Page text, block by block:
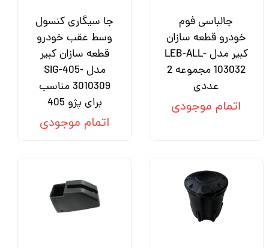
جالباسی فوم
خودرو قطعه سازان
کبیر مدل LEB-ALL-
103032 مجموعه 2
عددی
اتمام موجودی
جا سیگاری کنسول
وسط عقب خودرو
قطعه سازان کبیر
مدل SIG-405-
3010309 مناسب
برای پژو 405
اتمام موجودی